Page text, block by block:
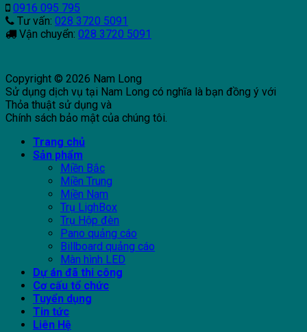
0916 095 795
Tư vấn: 028 3720 5091
Vận chuyển: 028 3720 5091
Copyright © 2026 Nam Long
Sử dụng dịch vụ tại Nam Long có nghĩa là bạn đồng ý với
Thỏa thuật sử dụng và
Chính sách bảo mật của chúng tôi.
Trang chủ
Sản phẩm
Miền Bắc
Miền Trung
Miền Nam
Trụ LighBox
Trụ Hộp đèn
Pano quảng cáo
Billboard quảng cáo
Màn hình LED
Dự án đã thi công
Cơ cấu tổ chức
Tuyển dụng
Tin tức
Liên Hệ